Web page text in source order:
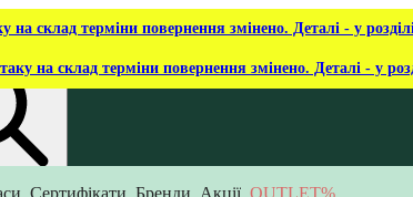
на склад терміни повернення змінено. Деталі - у
на склад терміни повернення змінено. Деталі - у
Сертифікати Бренди Акції OUTLET%